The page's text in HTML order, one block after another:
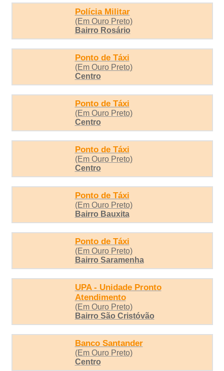
Polícia Militar
(Em Ouro Preto)
Bairro Rosário
Ponto de Táxi
(Em Ouro Preto)
Centro
Ponto de Táxi
(Em Ouro Preto)
Centro
Ponto de Táxi
(Em Ouro Preto)
Centro
Ponto de Táxi
(Em Ouro Preto)
Bairro Bauxita
Ponto de Táxi
(Em Ouro Preto)
Bairro Saramenha
UPA - Unidade Pronto
Atendimento
(Em Ouro Preto)
Bairro São Cristóvão
Banco Santander
(Em Ouro Preto)
Centro